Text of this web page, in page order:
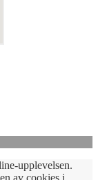
upplevelsen.
av cookies i